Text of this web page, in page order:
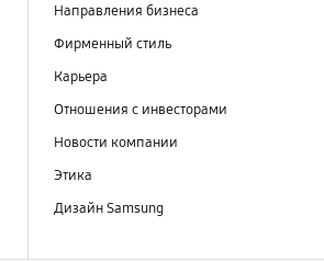
Направления бизнеса
Фирменный стиль
Карьера
Отношения с инвесторами
Новости компании
Этика
Дизайн Samsung